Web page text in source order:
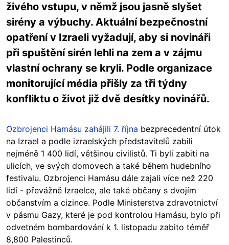
živého vstupu, v němž jsou jasně slyšet
sirény a výbuchy. Aktuální bezpečnostní
opatření v Izraeli vyžadují, aby si novináři
při spuštění sirén lehli na zem a v zájmu
vlastní ochrany se kryli. Podle organizace
monitorující média přišly za tři týdny
konfliktu o život již dvě desítky novinářů.
Ozbrojenci Hamásu zahájili 7. října bezprecedentní útok
na Izrael a podle izraelských představitelů zabili
nejméně 1 400 lidí, většinou civilistů. Ti byli zabiti na
ulicích, ve svých domovech a také během hudebního
festivalu. Ozbrojenci Hamásu dále zajali více než 220
lidí - převážně Izraelce, ale také občany s dvojím
občanstvím a cizince. Podle Ministerstva zdravotnictví
v pásmu Gazy, které je pod kontrolou Hamásu, bylo při
odvetném bombardování k 1. listopadu zabito téměř
8,800 Palestinců.